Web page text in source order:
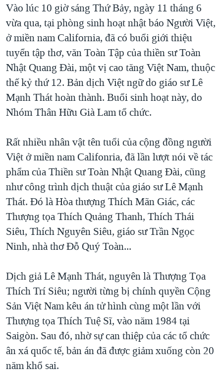
Vào lúc 10 giờ sáng Thứ Bảy, ngày 11 tháng 6
vừa qua, tại phòng sinh hoạt nhật báo Người Việt,
ở miền nam California, đã có buổi giới thiệu
tuyển tập thơ, văn Toàn Tập của thiền sư Toàn
Nhật Quang Đài, một vị cao tăng Việt Nam, thuộc
thế kỷ thứ 12. Bản dịch Việt ngữ do giáo sư Lê
Mạnh Thát hoàn thành. Buổi sinh hoạt này, do
Nhóm Thân Hữu Già Lam tổ chức.
Rất nhiều nhân vật tên tuổi của cộng đồng người
Việt ở miền nam Califonria, đã lần lượt nói về tác
phẩm của Thiền sư Toàn Nhật Quang Đài, cũng
như công trình dịch thuật của giáo sư Lê Mạnh
Thát. Đó là Hòa thượng Thích Mãn Giác, các
Thượng tọa Thích Quảng Thanh, Thích Thái
Siêu, Thích Nguyên Siêu, giáo sư Trần Ngọc
Ninh, nhà thơ Đỗ Quý Toàn...
Dịch giả Lê Mạnh Thát, nguyên là Thượng Tọa
Thích Trí Siêu; người từng bị chính quyền Cộng
Sản Việt Nam kêu án tử hình cùng một lần với
Thượng tọa Thích Tuệ Sĩ, vào năm 1984 tại
Saigòn. Sau đó, nhờ sự can thiệp của các tổ chức
ân xá quốc tế, bản án đã được giảm xuống còn 20
năm khổ sai.